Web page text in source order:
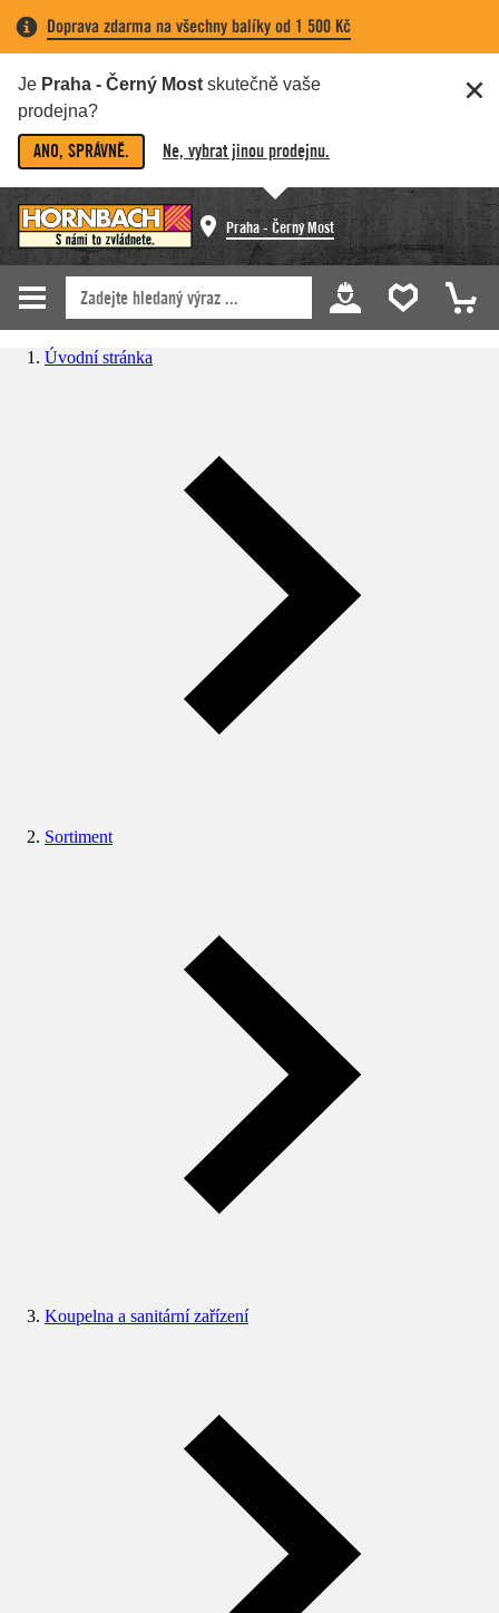
Doprava zdarma na všechny balíky od 1 500 Kč
Je Praha - Černý Most skutečně vaše
prodejna?
ANO, SPRÁVNĚ. Ne, vybrat jinou prodejnu.
Praha - Černý Most
Úvodní stránka
Sortiment
Koupelna a sanitární zařízení